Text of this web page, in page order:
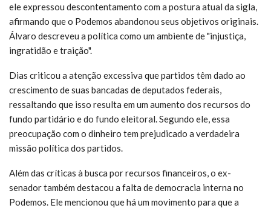
ele expressou descontentamento com a postura atual da sigla,
afirmando que o Podemos abandonou seus objetivos originais.
Álvaro descreveu a política como um ambiente de "injustiça,
ingratidão e traição".
Dias criticou a atenção excessiva que partidos têm dado ao
crescimento de suas bancadas de deputados federais,
ressaltando que isso resulta em um aumento dos recursos do
fundo partidário e do fundo eleitoral. Segundo ele, essa
preocupação com o dinheiro tem prejudicado a verdadeira
missão política dos partidos.
Além das críticas à busca por recursos financeiros, o ex-
senador também destacou a falta de democracia interna no
Podemos. Ele mencionou que há um movimento para que a